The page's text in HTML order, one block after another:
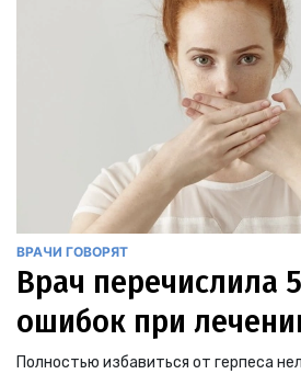
ВРАЧИ ГОВОРЯТ
Врач перечислила
ошибок при
Полностью избавиться от герпеса